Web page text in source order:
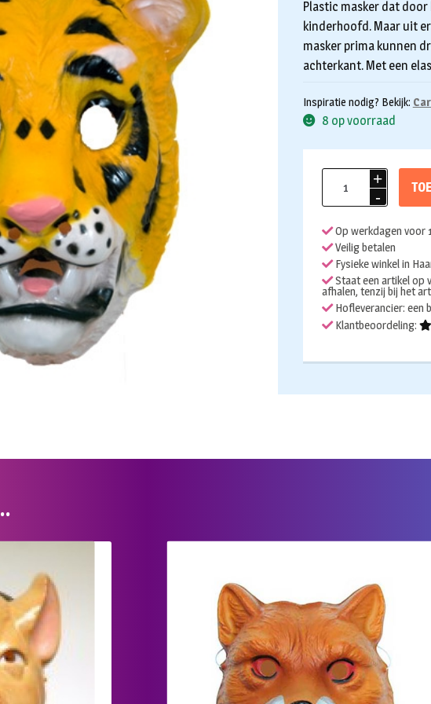
Plastic masker dat
kinderhoofd. Maar uit
masker prima kunnen
achterkant. Met een
Inspiratie nodig? Bekijk:
8 op voorraad
Kindermasker
tijger
Op werkdagen voor
Veilig betalen
Fysieke winkel in
Staat een artikel op
afhalen, tenzij bij het
Hofleverancier: een
Klantbeoordeling: